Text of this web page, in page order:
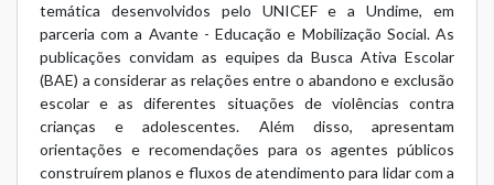
temática desenvolvidos pelo UNICEF e a Undime, em
parceria com a Avante - Educação e Mobilização Social. As
publicações convidam as equipes da Busca Ativa Escolar
(BAE) a considerar as relações entre o abandono e exclusão
escolar e as diferentes situações de violências contra
crianças e adolescentes. Além disso, apresentam
orientações e recomendações para os agentes públicos
construírem planos e fluxos de atendimento para lidar com a